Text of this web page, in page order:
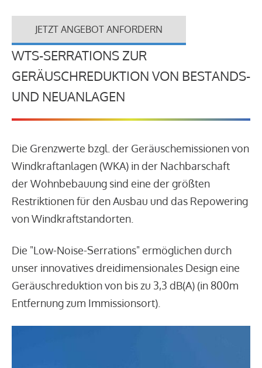
JETZT ANGEBOT ANFORDERN
WTS-SERRATIONS ZUR
GERÄUSCHREDUKTION VON BESTANDS-
UND NEUANLAGEN
Die Grenzwerte bzgl. der Geräuschemissionen von
Windkraftanlagen (WKA) in der Nachbarschaft
der Wohnbebauung sind eine der größten
Restriktionen für den Ausbau und das Repowering
von Windkraftstandorten.
Die "Low-Noise-Serrations" ermöglichen durch
unser innovatives dreidimensionales Design eine
Geräuschreduktion von bis zu 3,3 dB(A) (in 800m
Entfernung zum Immissionsort).